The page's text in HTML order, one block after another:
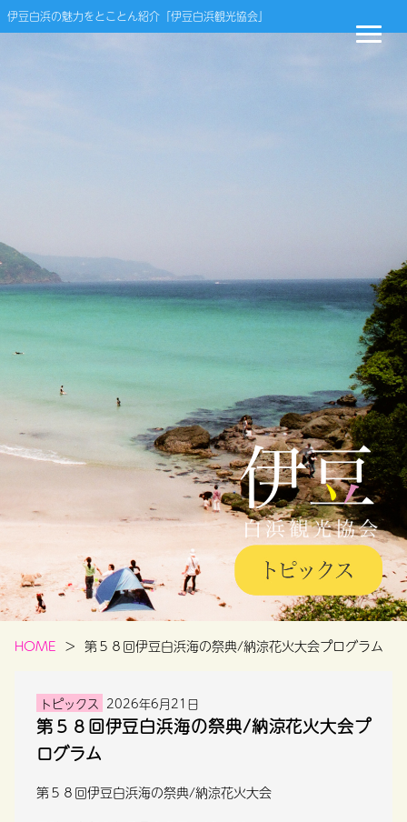
伊豆白浜の魅力をとことん紹介「伊豆白浜観光協会」
HOME 第５８回伊豆白浜海の祭典/納涼花火大会プログラム
トピックス 2026年6月21日
第５８回伊豆白浜海の祭典/納涼花火大会プ
ログラム
第５８回伊豆白浜海の祭典/納涼花火大会